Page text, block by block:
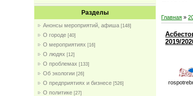
Разделы
Анонсы мероприятий, афиша [148]
О городе [40]
О мероприятиях [16]
О людях [12]
О проблемах [133]
Об экологии [26]
О предприятиях и бизнесе [526]
О политике [27]
Главная »
2019/